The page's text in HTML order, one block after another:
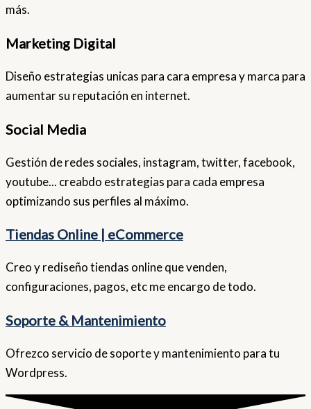
más.
Marketing Digital
Diseño estrategias unicas para cara empresa y marca para
aumentar su reputación en internet.
Social Media
Gestión de redes sociales, instagram, twitter, facebook,
youtube... creabdo estrategias para cada empresa
optimizando sus perfiles al máximo.
Tiendas Online | eCommerce
Creo y rediseño tiendas online que venden,
configuraciones, pagos, etc me encargo de todo.
Soporte & Mantenimiento
Ofrezco servicio de soporte y mantenimiento para tu
Wordpress.